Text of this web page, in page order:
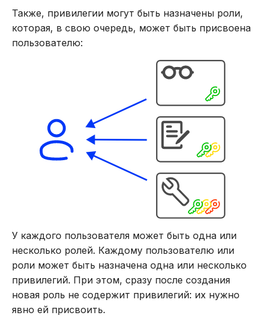
Блокирование
Установка и изменение
пароля
Требования к паролю
Управление доступом к
Управление доступом к
таблицам
Управление доступом к
DROP INDEX
DROP PROCEDURE
DROP ROLE
DROP TABLE
DROP USER
EXPLAIN
GRANT
INSERT
REVOKE
Также, привилегии могут быть назначены роли,
которая, в свою очередь, может быть присвоена
пользователю:
У каждого пользователя может быть одна или
несколько ролей. Каждому пользователю или
роли может быть назначена одна или несколько
привилегий. При этом, сразу после создания
новая роль не содержит привилегий: их нужно
явно ей присвоить.